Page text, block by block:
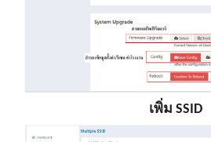
เพิ่ม SSID